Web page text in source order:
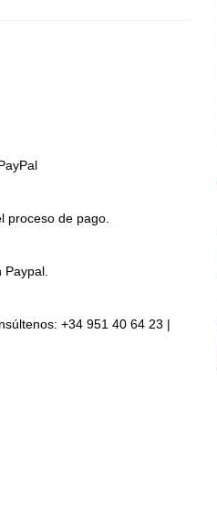
proceso de pago.
+34 951 40 64 23 |
pieza para pincho selector
Pincho Selector medio máquina
de musculación...